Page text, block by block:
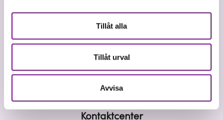
Tillåt alla
Tillåt urval
Avvisa
Våra tjänster
Riskkapital
Affärsutveckling
Kunskap och inspiration
Kontaktcenter